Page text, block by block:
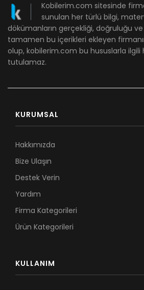
Kobilerim.com sitesinde
sunulan her türlü bilgi,
dökümanların gerçekliği, doğruluğu
tamamen bu içerikleri ekleyen
olup, kobilerim.com bu hususlarla ilgili
tutulamaz.
KURUMSAL
Hakkımızda
Bize Ulaşın
Destek Verin
Yardım
Firma Kategorileri
Ürün Kategorileri
KULLANIM